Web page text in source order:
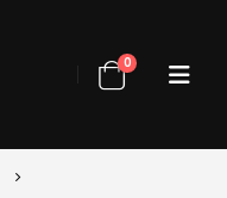
0